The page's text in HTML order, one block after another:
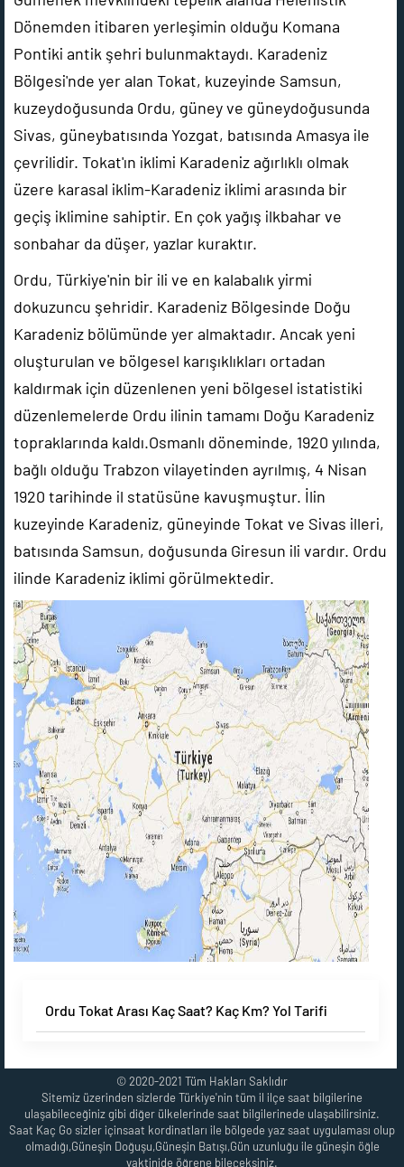
Dönemden itibaren yerleşimin olduğu Komana
Pontiki antik şehri bulunmaktaydı. Karadeniz
Bölgesi'nde yer alan Tokat, kuzeyinde Samsun,
kuzeydoğusunda Ordu, güney ve güneydoğusunda
Sivas, güneybatısında Yozgat, batısında Amasya ile
çevrilidir. Tokat'ın iklimi Karadeniz ağırlıklı olmak
üzere karasal iklim-Karadeniz iklimi arasında bir
geçiş iklimine sahiptir. En çok yağış ilkbahar ve
sonbahar da düşer, yazlar kuraktır.
Ordu, Türkiye'nin bir ili ve en kalabalık yirmi
dokuzuncu şehridir. Karadeniz Bölgesinde Doğu
Karadeniz bölümünde yer almaktadır. Ancak yeni
oluşturulan ve bölgesel karışıklıkları ortadan
kaldırmak için düzenlenen yeni bölgesel istatistiki
düzenlemelerde Ordu ilinin tamamı Doğu Karadeniz
topraklarında kaldı.Osmanlı döneminde, 1920 yılında,
bağlı olduğu Trabzon vilayetinden ayrılmış, 4 Nisan
1920 tarihinde il statüsüne kavuşmuştur. İlin
kuzeyinde Karadeniz, güneyinde Tokat ve Sivas illeri,
batısında Samsun, doğusunda Giresun ili vardır. Ordu
ilinde Karadeniz iklimi görülmektedir.
Ordu Tokat Arası Kaç Saat? Kaç Km? Yol Tarifi
© 2020-2021 Tüm Hakları Saklıdır
Sitemiz üzerinden sizlerde Türkiye'nin tüm il ilçe saat bilgilerine
ulaşabileceğiniz gibi diğer ülkelerinde saat bilgilerinede ulaşabilirsiniz.
Saat Kaç Go sizler içinsaat kordinatları ile bölgede yaz saat uygulaması olup
olmadığı,Güneşin Doğuşu,Güneşin Batışı,Gün uzunluğu ile güneşin öğle
vaktinide öğrene bileçeksiniz.